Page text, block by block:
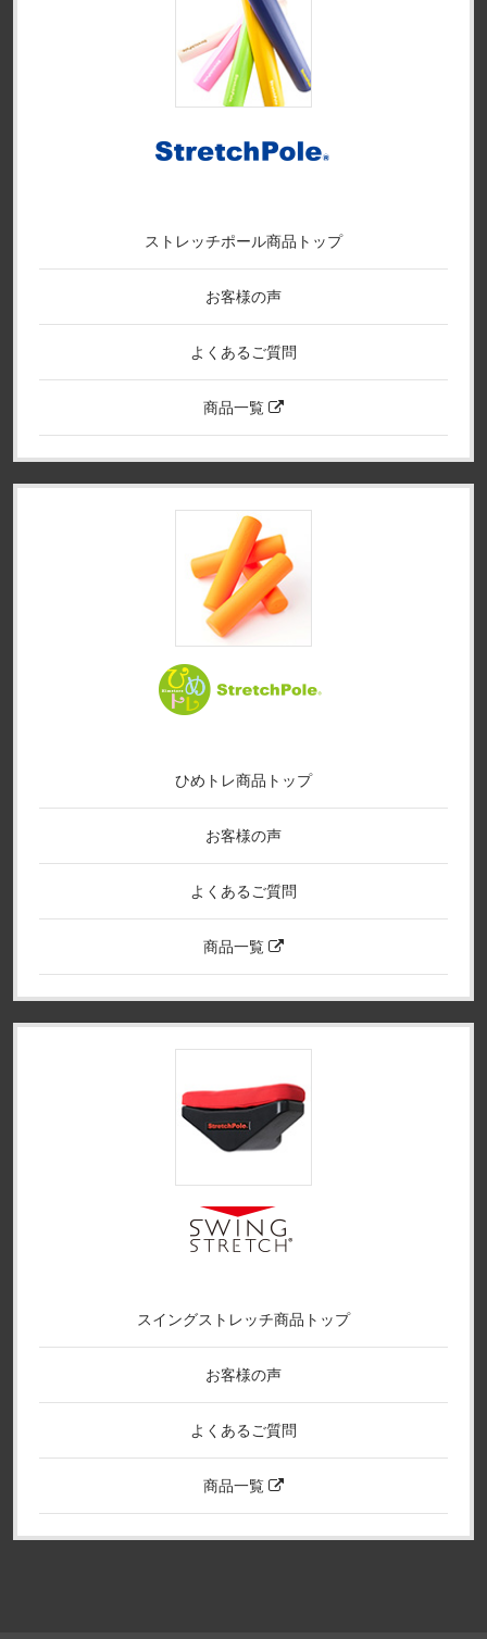
ストレッチポール商品トップ
お客様の声
よくあるご質問
商品一覧
ひめトレ商品トップ
お客様の声
よくあるご質問
商品一覧
スイングストレッチ商品トップ
お客様の声
よくあるご質問
商品一覧